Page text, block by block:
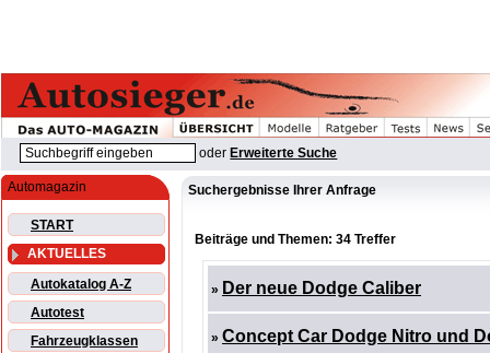
oder Erweiterte Suche
Automagazin
START
AKTUELLES
Autokatalog A-Z
Autotest
Fahrzeugklassen
Suchergebnisse Ihrer Anfrage
Beiträge und Themen: 34 Treffer
» Der neue Dodge Caliber
» Concept Car Dodge Nitro und